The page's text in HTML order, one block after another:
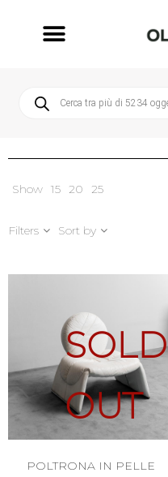
Show 15 20 25
Filters Sort by
SOLD
OUT
POLTRONA IN PELLE